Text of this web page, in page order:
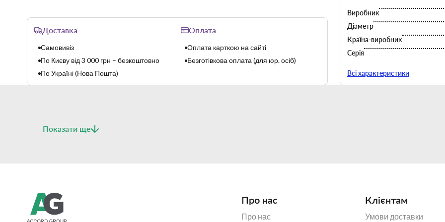
Доставка
Самовивіз
По Києву від 3 000 грн – безкоштовно
По Україні (Нова Пошта)
Оплата
Оплата карткою на сайті
Безготівкова оплата (для юр. осіб)
Цей виробничий процес
Виробник
Діаметр
Країна-виробник
Серія
Всі характеристики
Показати ще
Про нас
Про нас
Клієнтам
Умови доставки